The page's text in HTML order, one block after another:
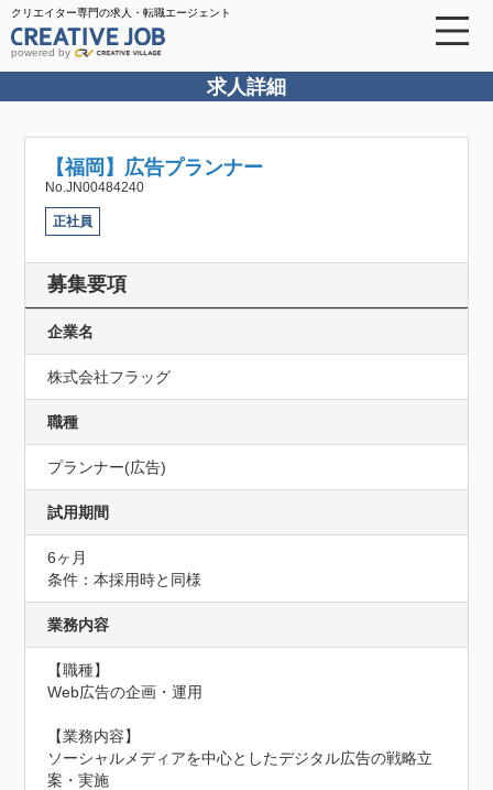
クリエイター専門の求人・転職エージェント
powered by
求人詳細
【福岡】広告プランナー
No.JN00484240
正社員
募集要項
企業名
株式会社フラッグ
職種
プランナー(広告)
試用期間
6ヶ月
条件：本採用時と同様
業務内容
【職種】
Web広告の企画・運用
【業務内容】
ソーシャルメディアを中心としたデジタル広告の戦略立
案・実施